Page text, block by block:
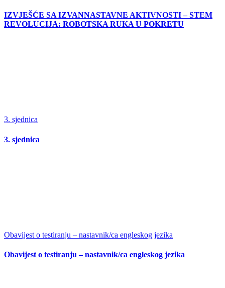
IZVJEŠĆE SA IZVANNASTAVNE AKTIVNOSTI – STEM
REVOLUCIJA: ROBOTSKA RUKA U POKRETU
3. sjednica
3. sjednica
Obavijest o testiranju – nastavnik/ca engleskog jezika
Obavijest o testiranju – nastavnik/ca engleskog jezika